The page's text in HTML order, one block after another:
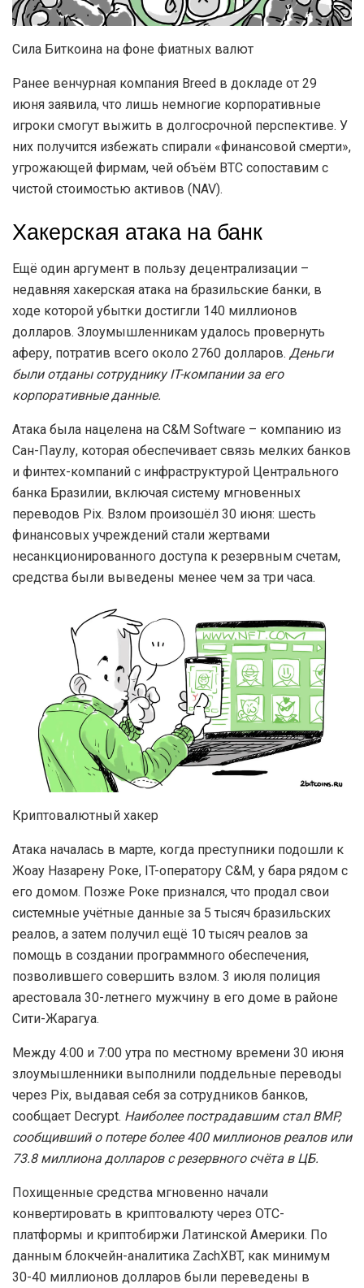
Сила Биткоина на фоне фиатных валют
Ранее венчурная компания Breed в докладе от 29
июня заявила, что лишь немногие корпоративные
игроки смогут выжить в долгосрочной перспективе. У
них получится избежать спирали «финансовой смерти»,
угрожающей фирмам, чей объём BTC сопоставим с
чистой стоимостью активов (NAV).
Хакерская атака на банк
Ещё один аргумент в пользу децентрализации –
недавняя хакерская атака на бразильские банки, в
ходе которой убытки достигли 140 миллионов
долларов. Злоумышленникам удалось провернуть
аферу, потратив всего около 2760 долларов. Деньги
были отданы сотруднику IT-компании за его
корпоративные данные.
Атака была нацелена на C&M Software – компанию из
Сан-Паулу, которая обеспечивает связь мелких банков
и финтех-компаний с инфраструктурой Центрального
банка Бразилии, включая систему мгновенных
переводов Pix. Взлом произошёл 30 июня: шесть
финансовых учреждений стали жертвами
несанкционированного доступа к резервным счетам,
средства были выведены менее чем за три часа.
Криптовалютный хакер
Атака началась в марте, когда преступники подошли к
Жоау Назарену Роке, IT-оператору C&M, у бара рядом с
его домом. Позже Роке признался, что продал свои
системные учётные данные за 5 тысяч бразильских
реалов, а затем получил ещё 10 тысяч реалов за
помощь в создании программного обеспечения,
позволившего совершить взлом. 3 июля полиция
арестовала 30-летнего мужчину в его доме в районе
Сити-Жарагуа.
Между 4:00 и 7:00 утра по местному времени 30 июня
злоумышленники выполнили поддельные переводы
через Pix, выдавая себя за сотрудников банков,
сообщает Decrypt. Наиболее пострадавшим стал BMP,
сообщивший о потере более 400 миллионов реалов или
73.8 миллиона долларов с резервного счёта в ЦБ.
Похищенные средства мгновенно начали
конвертировать в криптовалюту через OTC-
платформы и криптобиржи Латинской Америки. По
данным блокчейн-аналитика ZachXBT, как минимум
30-40 миллионов долларов были переведены в